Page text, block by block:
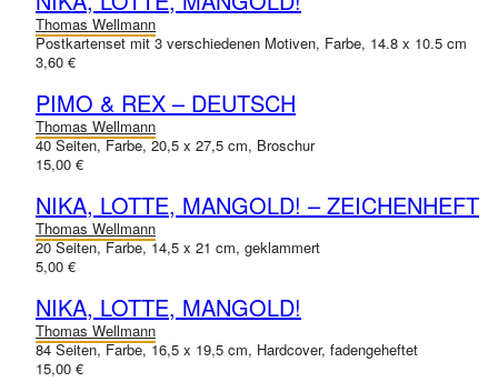
Thomas Wellmann
Postkartenset mit 3 verschiedenen Motiven, Farbe, 14.8 x 10.5 cm
3,60 €
PIMO & REX – DEUTSCH
Thomas Wellmann
40 Seiten, Farbe, 20,5 x 27,5 cm, Broschur
15,00 €
NIKA, LOTTE, MANGOLD! – ZEICHENHEFT
Thomas Wellmann
20 Seiten, Farbe, 14,5 x 21 cm, geklammert
5,00 €
NIKA, LOTTE, MANGOLD!
Thomas Wellmann
84 Seiten, Farbe, 16,5 x 19,5 cm, Hardcover, fadengeheftet
15,00 €